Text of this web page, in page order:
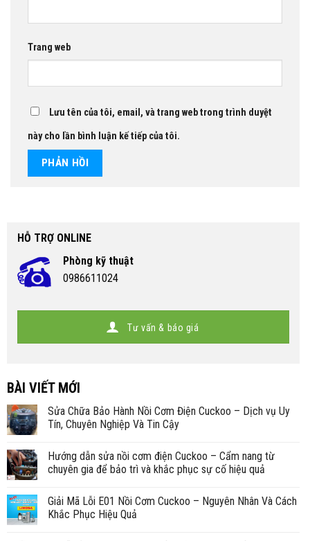
Trang web
Lưu tên của tôi, email, và trang web trong trình duyệt
này cho lần bình luận kế tiếp của tôi.
HỖ TRỢ ONLINE
Phòng kỹ thuật
0986611024
Tư vấn & báo giá
BÀI VIẾT MỚI
Sửa Chữa Bảo Hành Nồi Cơm Điện Cuckoo – Dịch vụ Uy
Tín, Chuyên Nghiệp Và Tin Cậy
Hướng dẫn sửa nồi cơm điện Cuckoo – Cẩm nang từ
chuyên gia để bảo trì và khắc phục sự cố hiệu quả
Giải Mã Lỗi E01 Nồi Cơm Cuckoo – Nguyên Nhân Và Cách
Khắc Phục Hiệu Quả